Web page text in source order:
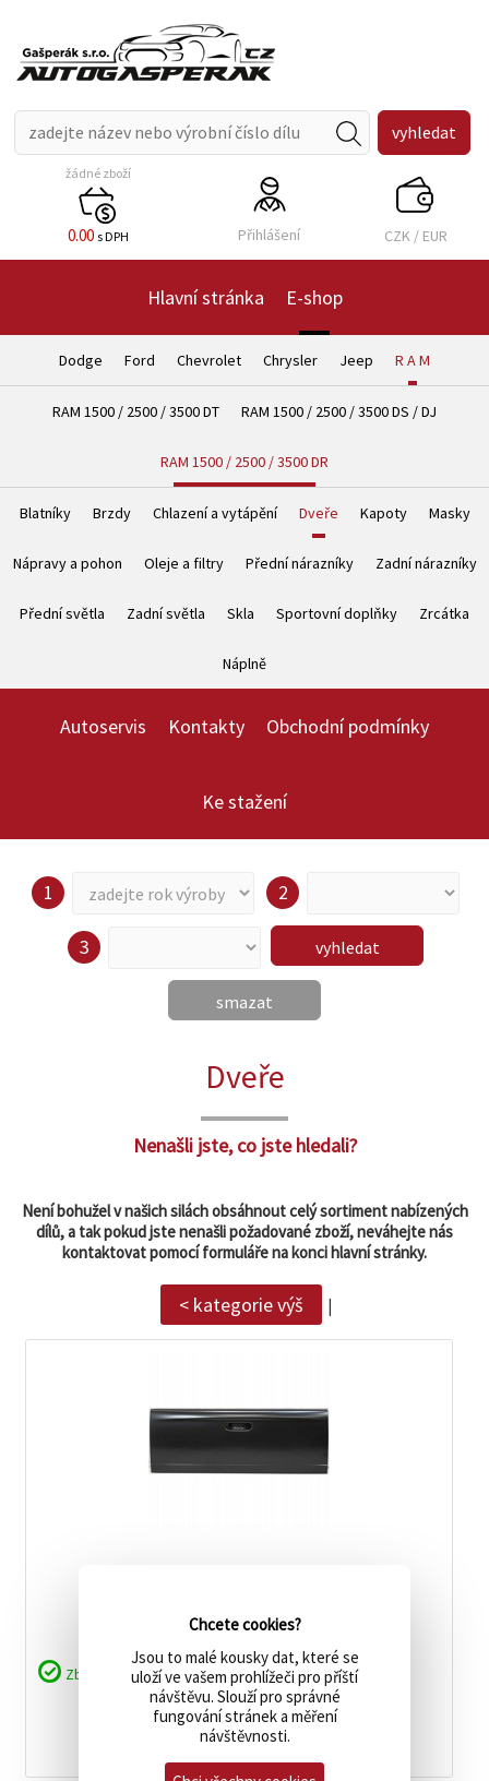
žádné zboží
0.00 s DPH Přihlášení CZK/ EUR
Hlavní stránka E-shop
Dodge Ford Chevrolet Chrysler Jeep R A M
RAM 1500 / 2500 / 3500 DT RAM 1500 / 2500 / 3500 DS / DJ
RAM 1500 / 2500 / 3500 DR
Blatníky Brzdy Chlazení a vytápění Dveře Kapoty Masky
Nápravy a pohon Oleje a filtry Přední nárazníky Zadní nárazníky
Přední světla Zadní světla Skla Sportovní doplňky Zrcátka
Náplně
Autoservis Kontakty Obchodní podmínky
Ke stažení
vyhledat
smazat
Dveře
Nenašli jste, co jste hledali?
Není bohužel v našich silách obsáhnout celý sortiment nabízených
dílů, a tak pokud jste nenašli požadované zboží, neváhejte nás
kontaktovat pomocí formuláře na konci hlavní stránky.
< kategorie výš |
cena:6 921 Kč
koupit
Zboží je skladem
zobrazit
detail
Chcete cookies?
Jsou to malé kousky dat, které se
uloží ve vašem prohlížeči pro příští
návštěvu. Slouží pro správné
fungování stránek a měření
návštěvnosti.